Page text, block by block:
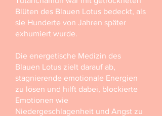
Blüten des Blauen Lotus bedeckt, als
sie Hunderte von Jahren später
exhumiert wurde.
Die energetische Medizin des
Blauen Lotus zielt darauf ab,
stagnierende emotionale Energien
zu lösen und hilft dabei, blockierte
Emotionen wie
Niedergeschlagenheit und Angst zu